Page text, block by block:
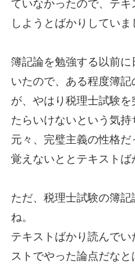
ていなかったので、テ
しようとばかりしていま
簿記論を勉強する以前
いたので、ある程度簿
が、やはり税理士試験
たらいけないという気持
元々、完璧主義の性格
覚えないととテキストば
ただ、税理士試験の簿
ね。
テキストばかり読んで
ストでやった論点だな